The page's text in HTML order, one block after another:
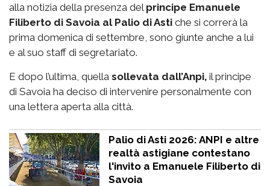
alla notizia della presenza del principe Emanuele
Filiberto di Savoia al Palio di Asti che si correrà la
prima domenica di settembre, sono giunte anche a lui
e al suo staff di segretariato.
E dopo l’ultima, quella sollevata dall’Anpi, il principe
di Savoia ha deciso di intervenire personalmente con
una lettera aperta alla città.
Palio di Asti 2026: ANPI e altre
realtà astigiane contestano
l'invito a Emanuele Filiberto di
Savoia